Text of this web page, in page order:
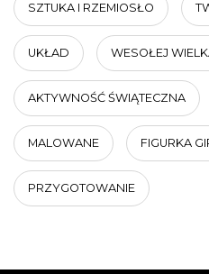
SZTUKA I RZEMIOSŁO
UKŁAD WESOŁEJ
AKTYWNOŚĆ ŚWIĄTECZNA
MALOWANE FIGURKA
PRZYGOTOWANIE